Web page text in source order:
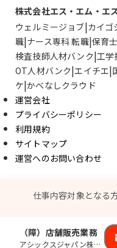
仕事内容対象となる
（障）店舗販売業務
アシックスジャパン株式会社
株式会社エス・エム・エ
ウェルミージョブ カイゴ
職 ナース専科 転職 保育
検査技師人材バンク 工学
OT人材バンク エイチエ
ケ かべなしクラウド
運営会社
プライバシーポリシー
利用規約
サイトマップ
運営へのお問い合わせ